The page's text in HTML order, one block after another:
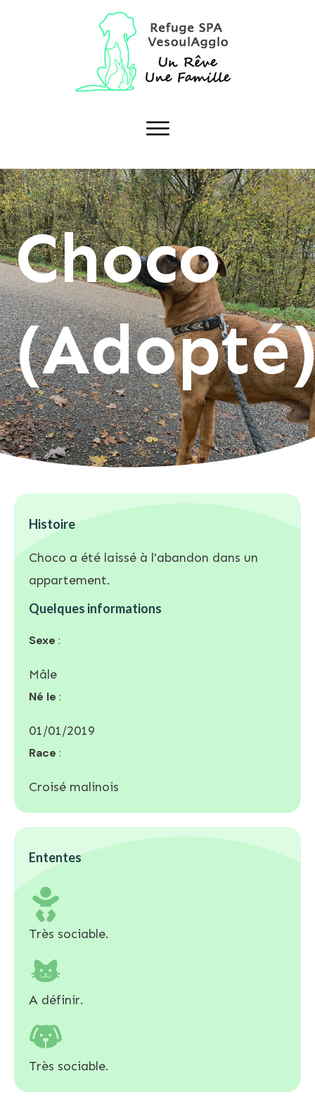
Choco
Histoire
Choco a été laissé à l'abandon dans un
appartement.
Quelques informations
Sexe :
Mâle
Né le :
01/01/2019
Race :
Croisé malinois
Ententes
Très sociable.
A définir.
Très sociable.